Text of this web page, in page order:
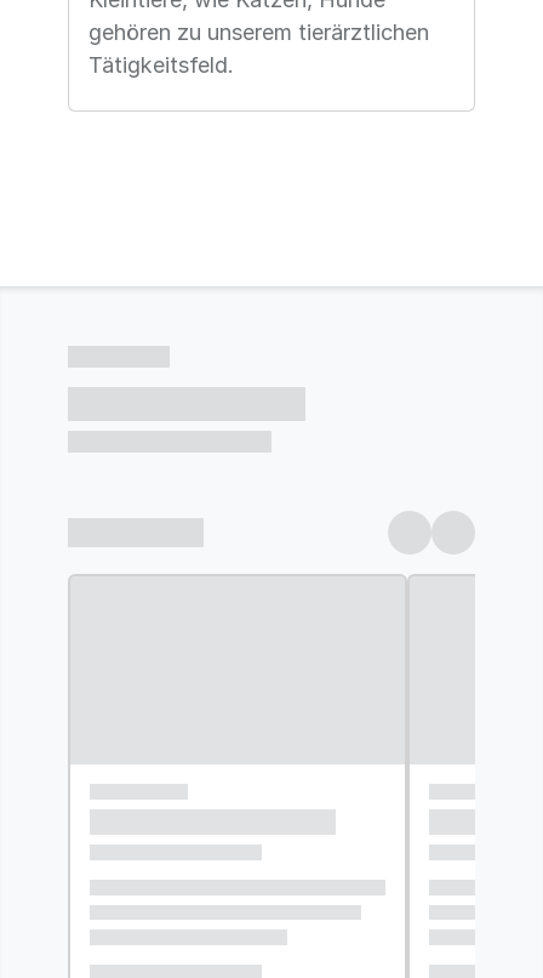
gehören zu unserem tierärztlichen
Tätigkeitsfeld.